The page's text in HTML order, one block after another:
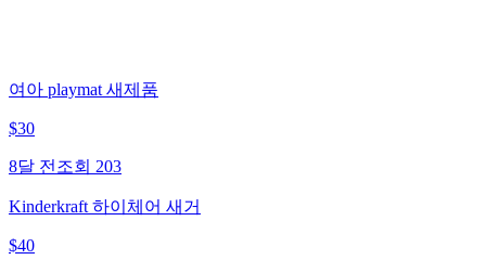
여아 playmat 새제품
$30
8달 전 조회 203
Kinderkraft 하이체어 새거
$40